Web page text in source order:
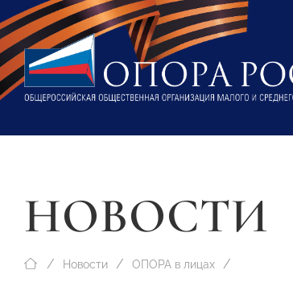
НОВОСТИ
Новости ОПОРА в лицах